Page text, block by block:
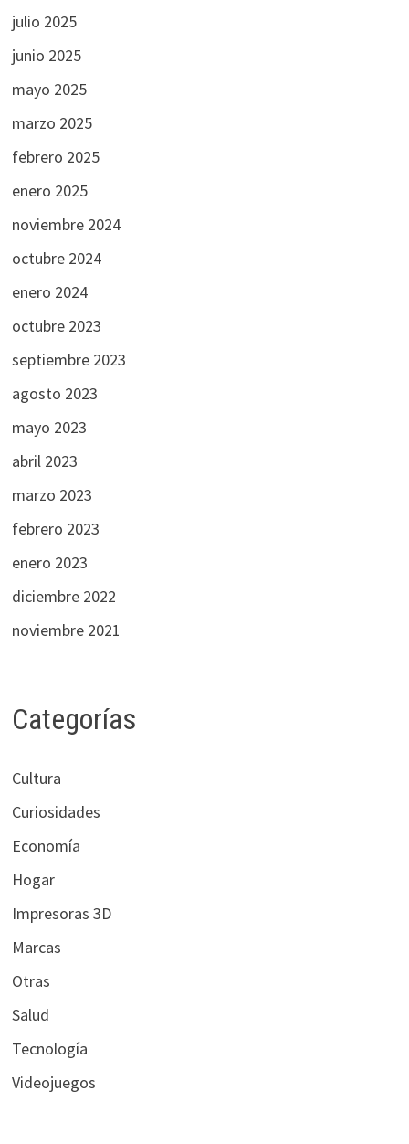
julio 2025
junio 2025
mayo 2025
marzo 2025
febrero 2025
enero 2025
noviembre 2024
octubre 2024
enero 2024
octubre 2023
septiembre 2023
agosto 2023
mayo 2023
abril 2023
marzo 2023
febrero 2023
enero 2023
diciembre 2022
noviembre 2021
Categorías
Cultura
Curiosidades
Economía
Hogar
Impresoras 3D
Marcas
Otras
Salud
Tecnología
Videojuegos